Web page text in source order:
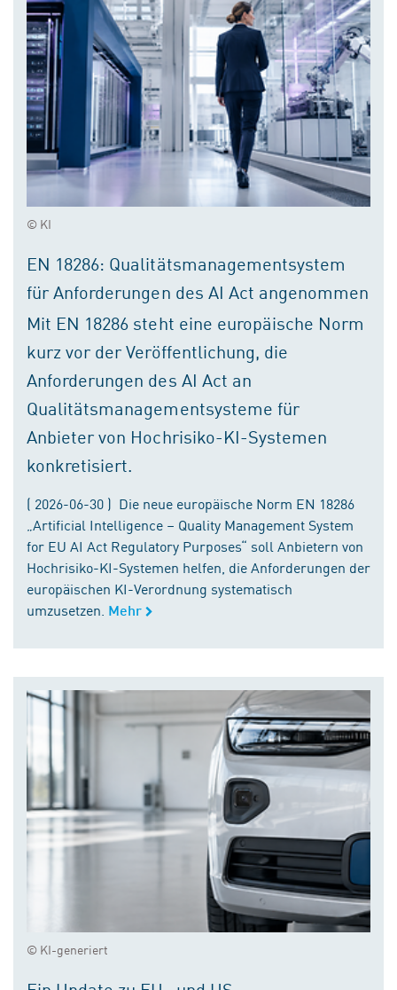
© KI
EN 18286: Qualitätsmanagementsystem
für Anforderungen des AI Act angenommen
Mit EN 18286 steht eine europäische Norm
kurz vor der Veröffentlichung, die
Anforderungen des AI Act an
Qualitätsmanagementsysteme für
Anbieter von Hochrisiko-KI-Systemen
konkretisiert.
( 2026-06-30 ) Die neue europäische Norm EN 18286
„Artificial Intelligence – Quality Management System
for EU AI Act Regulatory Purposes“ soll Anbietern von
Hochrisiko-KI-Systemen helfen, die Anforderungen der
europäischen KI-Verordnung systematisch
umzusetzen. Mehr
© KI-generiert